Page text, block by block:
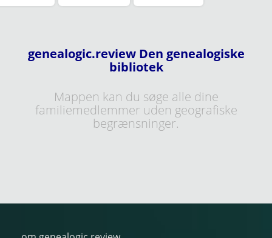
genealogic.review Den genealogiske
bibliotek
Mappen kan du søge alle dine
familiemedlemmer uden geografiske
begrænsninger.